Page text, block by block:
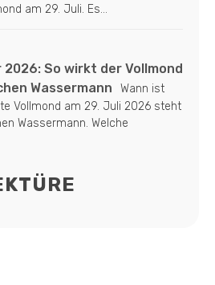
am 29. Juli. Es...
So wirkt der Vollmond
Wassermann
Wann ist
Vollmond am 29. Juli 2026 steht
Wassermann. Welche